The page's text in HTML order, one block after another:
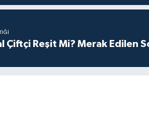
Çiftçi Reşit Mi? Merak Edilen